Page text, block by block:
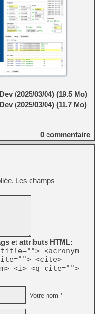
(2025/03/04) (19.5 Mo)
(2025/03/04) (11.7 Mo)
0 commentaire
Les champs
et attributs HTML:
<acronym
<cite>
<i> <q cite="">
Votre nom *